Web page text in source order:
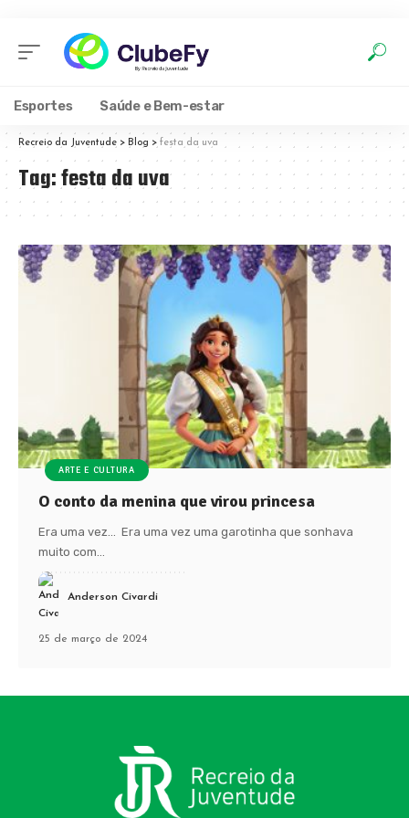
Esportes Saúde e Bem-estar
Recreio da Juventude > Blog > festa da uva
Tag:festa da uva
ARTE E CULTURA
O conto da menina que virou princesa
Era uma vez... Era uma vez uma garotinha que sonhava
muito com
Anderson Civardi
25 de março de 2024